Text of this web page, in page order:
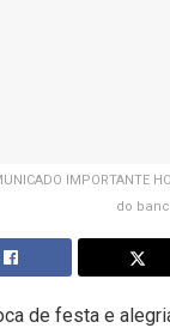
IMPORTANTE
do
de festa e